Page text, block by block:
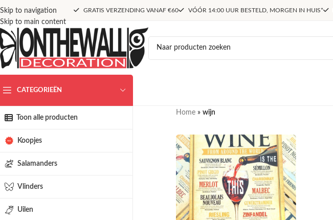
Skip to navigation
Skip to main content
GRATIS VERZENDING VANAF €60 VÓÓR 14:00 UUR BESTELD, MORGEN IN HUIS*
CATEGORIEËN
Toon alle producten
Koopjes
Salamanders
Vlinders
Uilen
Home» wijn